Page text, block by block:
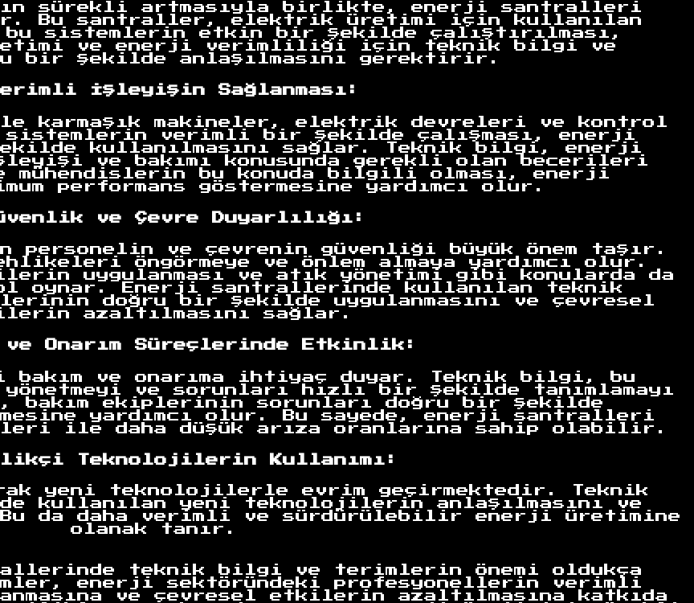
sürekli artmasıyla birlikte, enerji santralleri
Bu santraller, elektrik üretimi için kullanılan
bu sistemlerin etkin bir şekilde çalıştırılması,
ve enerji verimliliği için teknik bilgi ve
bir şekilde anlaşılmasını gerektirir.
İşleyişin Sağlanması:
karmaşık makineler, elektrik devreleri ve kontrol
sistemlerin verimli bir şekilde çalışması, enerji
kullanılmasını sağlar. Teknik bilgi, enerji
ve bakımı konusunda gerekli olan becerileri
bu konuda bilgili olması, enerji
performans göstermesine yardımcı olur.
ve Çevre Duyarlılığı:
personelin ve çevrenin güvenliği büyük önem taşır.
öngörmeye ve önlem almaya yardımcı olur.
uygulanması ve atık yönetimi gibi konularda da
oynar. Enerji santrallerinde kullanılan teknik
doğru bir şekilde uygulanmasını ve çevresel
azaltılmasını sağlar.
ve Onarım Süreçlerinde Etkinlik:
ve onarıma ihtiyaç duyar. Teknik bilgi, bu
ve sorunları hızlı bir şekilde tanımlamayı
bakım ekiplerinin sorunları doğru bir şekilde
yardımcı olur. Bu sayede, enerji santralleri
ile daha düşük arıza oranlarına sahip olabilir.
Teknolojilerin Kullanımı:
yeni teknolojilerle evrim geçirmektedir. Teknik
yeni teknolojilerin anlaşılmasını ve
Bu da daha verimli ve sürdürülebilir enerji üretimine
olanak tanır.
teknik bilgi ve terimlerin önemi oldukça
enerji sektöründeki profesyonellerin verimli
ve çevresel etkilerin azaltılmasına katkıda